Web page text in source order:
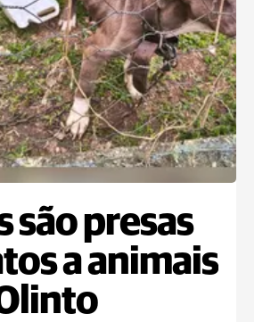
são presas
a animais